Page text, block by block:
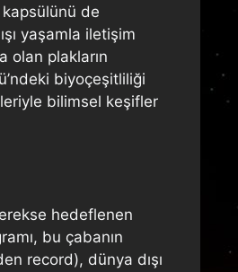
kapsülünü de
yaşamla iletişim
olan plakların
biyoçeşitliliği
bilimsel keşifler
hedeflenen
bu çabanın
record), dünya dışı